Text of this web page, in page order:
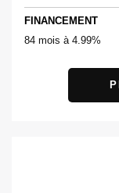
FINANCEMENT
84 mois à 4.99%